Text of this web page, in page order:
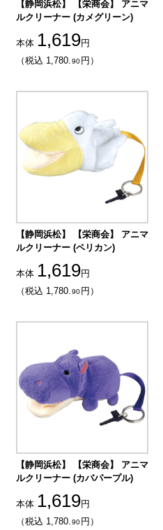
【静岡浜松】 【栄商会】 アニマ
ルクリーナー (カメグリーン)
本体 1,619円
（税込 1,780.90 円）
【静岡浜松】 【栄商会】 アニマ
ルクリーナー (ペリカン)
本体 1,619円
（税込 1,780.90 円）
【静岡浜松】 【栄商会】 アニマ
ルクリーナー (カバパープル)
本体 1,619円
（税込 1,780.90 円）